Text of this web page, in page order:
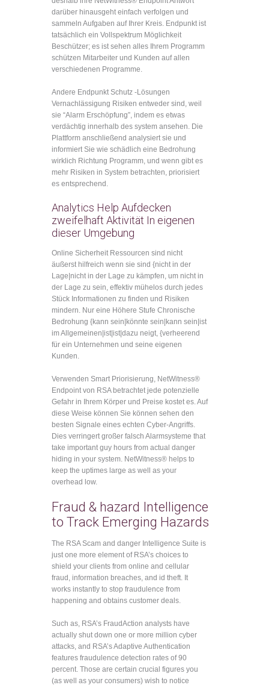
darüber hinausgeht einfach verfolgen und
sammeln Aufgaben auf Ihrer Kreis. Endpunkt ist
tatsächlich ein Vollspektrum Möglichkeit
Beschützer; es ist sehen alles Ihrem Programm
schützen Mitarbeiter und Kunden auf allen
verschiedenen Programme.
Andere Endpunkt Schutz -Lösungen
Vernachlässigung Risiken entweder sind, weil
sie “Alarm Erschöpfung”, indem es etwas
verdächtig innerhalb des system ansehen. Die
Plattform anschließend analysiert sie und
informiert Sie wie schädlich eine Bedrohung
wirklich Richtung Programm, und wenn gibt es
mehr Risiken in System betrachten, priorisiert
es entsprechend.
Analytics Help Aufdecken
zweifelhaft Aktivität In eigenen
dieser Umgebung
Online Sicherheit Ressourcen sind nicht
äußerst hilfreich wenn sie sind {nicht in der
Lage|nicht in der Lage zu kämpfen, um nicht in
der Lage zu sein, effektiv mühelos durch jedes
Stück Informationen zu finden und Risiken
mindern. Nur eine Höhere Stufe Chronische
Bedrohung {kann sein|könnte sein|kann sein|ist
im Allgemeinen|ist|ist|dazu neigt, {verheerend
für ein Unternehmen und seine eigenen
Kunden.
Verwenden Smart Priorisierung, NetWitness®
Endpoint von RSA betrachtet jede potenzielle
Gefahr in Ihrem Körper und Preise kostet es. Auf
diese Weise können Sie können sehen den
besten Signale eines echten Cyber-Angriffs.
Dies verringert großer falsch Alarmsysteme that
take important guy hours from actual danger
hiding in your system. NetWitness® helps to
keep the uptimes large as well as your
overhead low.
Fraud & hazard Intelligence
to Track Emerging Hazards
The RSA Scam and danger Intelligence Suite is
just one more element of RSA’s choices to
shield your clients from online and cellular
fraud, information breaches, and id theft. It
works instantly to stop fraudulence from
happening and obtains customer deals.
Such as, RSA’s FraudAction analysts have
actually shut down one or more million cyber
attacks, and RSA’s Adaptive Authentication
features fraudulence detection rates of 90
percent. Those are certain crucial figures you
(as well as your consumers) wish to notice